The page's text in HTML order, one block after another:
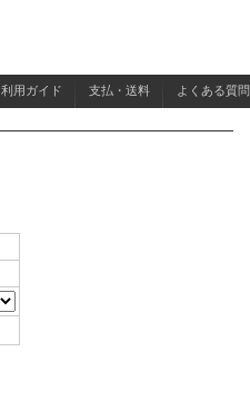
利用ガイド 支払・送料 よくある質問